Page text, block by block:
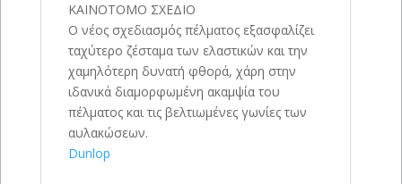
ΚΑΙΝΟΤΟΜΟ ΣΧΕΔΙΟ
Ο νέος σχεδιασμός πέλματος εξασφαλίζει
ταχύτερο ζέσταμα των ελαστικών και την
χαμηλότερη δυνατή φθορά, χάρη στην
ιδανικά διαμορφωμένη ακαμψία του
πέλματος και τις βελτιωμένες γωνίες των
αυλακώσεων.
Dunlop